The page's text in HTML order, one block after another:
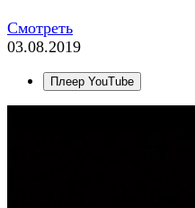
Смотреть
03.08.2019
Плеер YouTube